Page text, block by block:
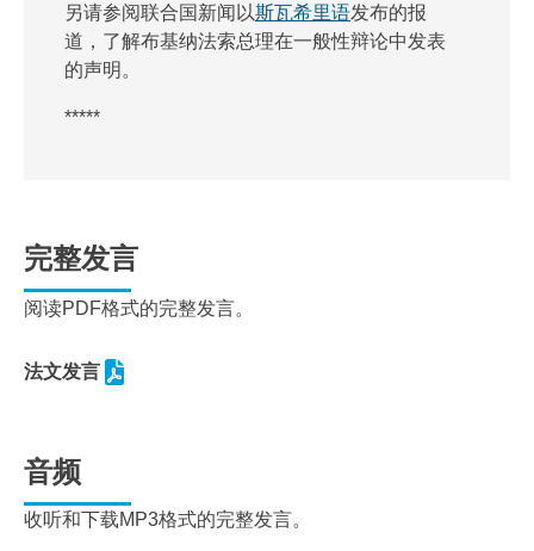
另请参阅联合国新闻以斯瓦希里语发布的报
道，了解布基纳法索总理在一般性辩论中发表
的声明。
*****
完整发言
阅读PDF格式的完整发言。
法文发言
音频
收听和下载MP3格式的完整发言。